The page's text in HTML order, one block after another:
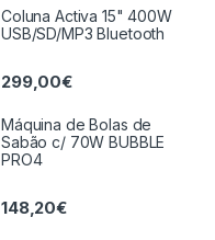
Coluna Activa 15" 400W
USB/SD/MP3 Bluetooth
299,00€
Máquina de Bolas de
Sabão c/ 70W BUBBLE
PRO4
148,20€